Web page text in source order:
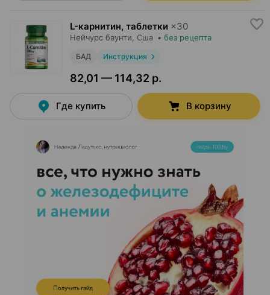
L-карнитин, таблетки ×30
Нейчурс баунти , Сша • без рецепта
БАД Инструкция
82,01 — 114,32 р.
Где купить В корзину